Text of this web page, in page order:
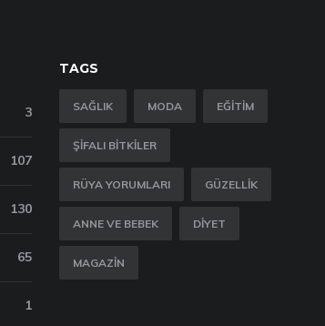
3
107
130
65
1
TAGS
SAĞLIK MODA EĞITIM
ŞIFALI BITKILER
RÜYA YORUMLARI GÜZELLIK
ANNE VE BEBEK DIYET
MAGAZIN